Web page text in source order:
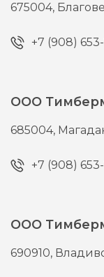
675004,
+7 (908) 653-
ООО
685004,
+7 (908) 653-
ООО
690910,